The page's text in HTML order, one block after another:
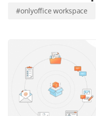
#onlyoffice workspace